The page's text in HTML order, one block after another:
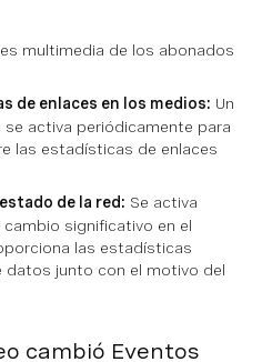
multimedia de los abonados
de enlaces en los medios: Un
activa periódicamente para
las estadísticas de enlaces
de la red: Se activa
significativo en el
las estadísticas
datos junto con el motivo del
cambió Eventos